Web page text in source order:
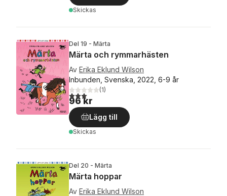
Skickas
Del 19 - Märta
Märta och rymmarhästen
Av Erika Eklund Wilson
Inbunden, Svenska, 2022, 6-9 år
3,0utav 5 stjärnor. Totalt antal röster:
(1)
96 kr
Lägg till
Skickas
Del 20 - Märta
Märta hoppar
Av Erika Eklund Wilson